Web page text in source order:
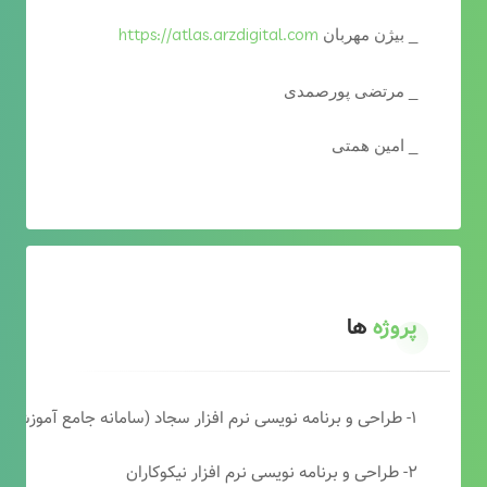
_ بیژن مهربان https://atlas.arzdigital.com
_ مرتضی پورصمدی
_ امین همتی
پروژهها
۱- طراحی و برنامه نویسی نرم افزار سجاد (سامانه جامع آموزشی دارالقرآن)
۲- طراحی و برنامه نویسی نرم افزار نیکوکاران